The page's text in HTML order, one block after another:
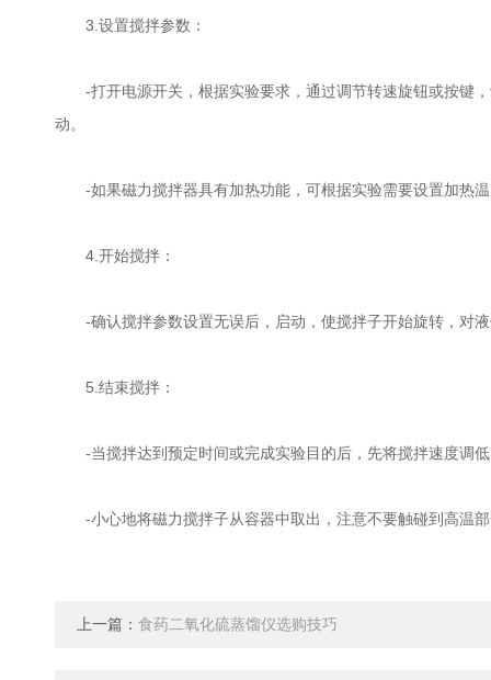
3.设置搅拌参数：
-打开电源开关，根据实验要求，通过调节转速旋钮或按键，
动。
-如果磁力搅拌器具有加热功能，可根据实验需要设置加热温
4.开始搅拌：
-确认搅拌参数设置无误后，启动，使搅拌子开始旋转，对液
5.结束搅拌：
-当搅拌达到预定时间或完成实验目的后，先将搅拌速度调
-小心地将磁力搅拌子从容器中取出，注意不要触碰到高温部
上一篇： 食药二氧化硫蒸馏仪选购技巧